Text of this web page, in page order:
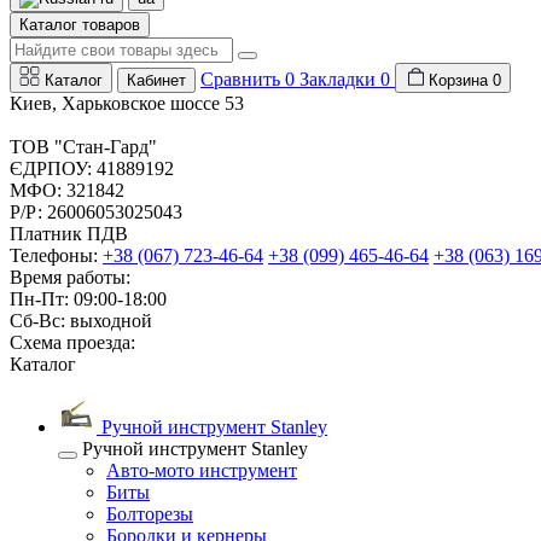
Каталог товаров
Каталог Кабинет Сравнить 0 Закладки 0 Корзина 0
Киев, Харьковское шоссе 53
ТОВ "Стан-Гард"
ЄДРПОУ: 41889192
МФО: 321842
Р/Р: 26006053025043
Платник ПДВ
Телефоны: +38 (067) 723-46-64 +38 (099) 465-46-64 +38 (063)
Время работы:
Пн-Пт: 09:00-18:00
Сб-Вс: выходной
Схема проезда:
Каталог
Ручной инструмент Stanley
Ручной инструмент Stanley
Авто-мото инструмент
Биты
Болторезы
Бородки и кернеры